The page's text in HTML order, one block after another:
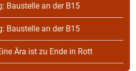
Baustelle an der B15
Baustelle an der B15
Ära ist zu Ende in Rott